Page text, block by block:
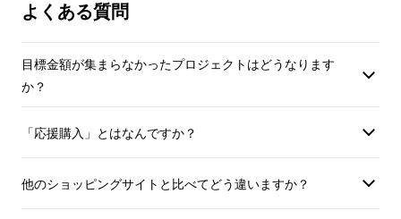
従来モデルでは、フレームや曲面で構成されて
・本体、チェーンともに日本製。
よくある質問
目標金額が集まらなかったプロジェクトはどうなります
か？
「応援購入」とはなんですか？
他のショッピングサイトと比べてどう違いますか？